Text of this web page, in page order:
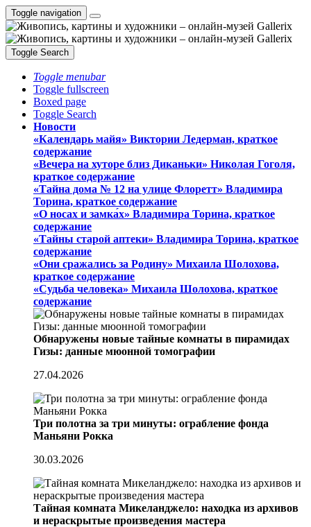
Toggle navigation
Toggle Search
Toggle menubar
Toggle fullscreen
Boxed page
Toggle Search
Новости
«Календарь майя» Виктории Ледерман, краткое
содержание
«Вечера на хуторе близ Диканьки» Николая Гоголя,
краткое содержание
«Тайна дома № 12 на улице Флоретт» Владимира
Торина, краткое содержание
«О носах и замка́х» Владимира Торина, краткое
содержание
«Тайны старой аптеки» Владимира Торина, краткое
содержание
«Они сражались за Родину» Михаила Шолохова,
краткое содержание
«Судьба человека» Михаила Шолохова, краткое
содержание
Обнаружены новые тайные комнаты в пирамидах
Гизы: данные мюонной томографии
27.04.2026
Три полотна за три минуты: ограбление фонда
Маньяни Рокка
30.03.2026
Тайная комната Микеланджело: находка из архивов
и нераскрытые произведения мастера